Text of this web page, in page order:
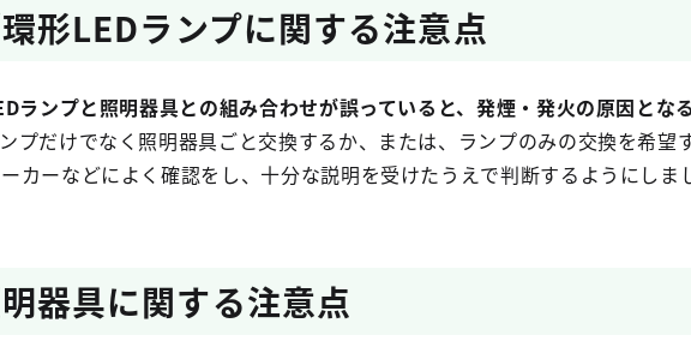
形LEDランプに関する注意点
ランプと照明器具との組み合わせが誤っていると、発煙・発火の原因とな
プだけでなく照明器具ごと交換するか、または、ランプのみの交換を希望
カーなどによく確認をし、十分な説明を受けたうえで判断するようにしま
器具に関する注意点